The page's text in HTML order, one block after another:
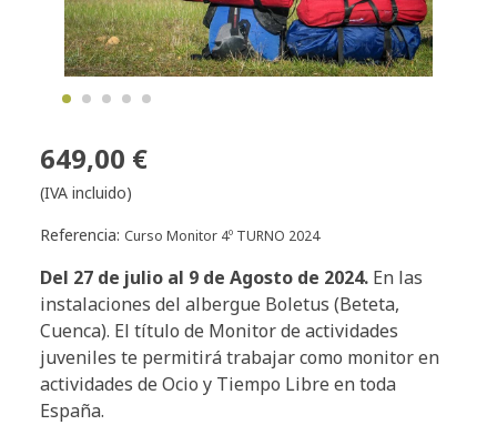
649,00 €
(IVA incluido)
Referencia: Curso Monitor 4º TURNO 2024
Del 27 de julio al 9 de Agosto de 2024. En las
instalaciones del albergue Boletus (Beteta,
Cuenca). El título de Monitor de actividades
juveniles te permitirá trabajar como monitor en
actividades de Ocio y Tiempo Libre en toda
España.